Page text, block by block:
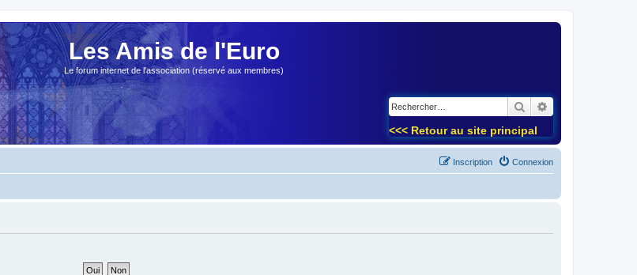
Les Amis de l'Euro
Le forum internet de l'association (réservé aux membres)
Rechercher
<<< Retour au site principal
Connexion
Inscription